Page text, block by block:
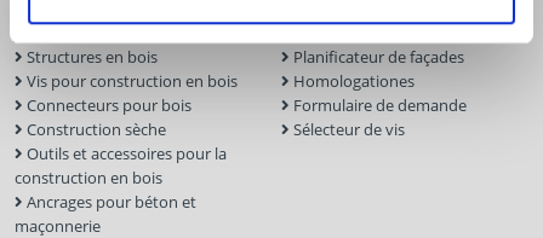
jardins
Structures en bois
Vis pour construction en bois
Connecteurs pour bois
Construction sèche
Outils et accessoires pour la
construction en bois
Ancrages pour béton et
maçonnerie
Logiciel de mesure ECS
Planificateur de façades
Homologationes
Formulaire de demande
Sélecteur de vis